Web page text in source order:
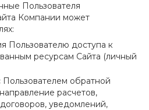
Пользователя
Компании может
Пользователю доступа к
ресурсам Сайта (личный
Пользователем обратной
расчетов,
уведомлений,